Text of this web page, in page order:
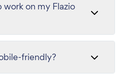
work on my Flazio
friendly?